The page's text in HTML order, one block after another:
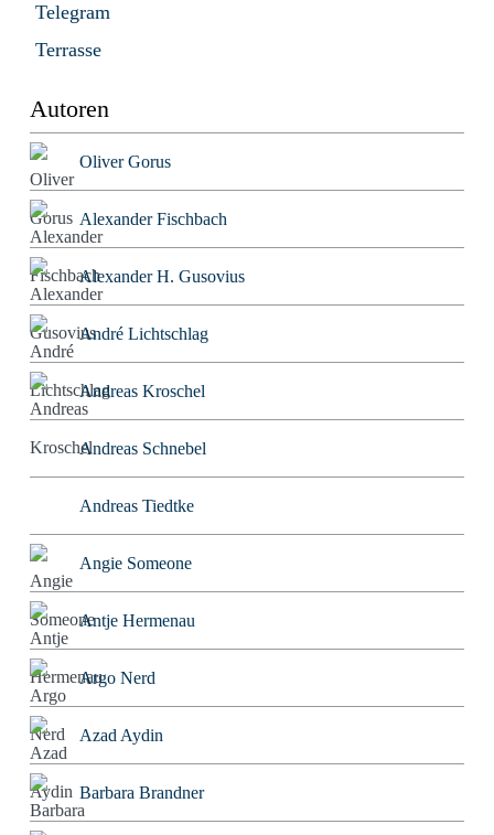
Telegram
Terrasse
Autoren
Oliver Gorus
Alexander Fischbach
Alexander H. Gusovius
André Lichtschlag
Andreas Kroschel
Andreas Schnebel
Andreas Tiedtke
Angie Someone
Antje Hermenau
Argo Nerd
Azad Aydin
Barbara Brandner